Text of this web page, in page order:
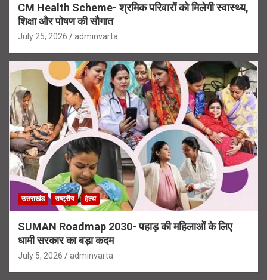
CM Health Scheme- श्रमिक परिवारों को मिलेगी स्वास्थ्य,
शिक्षा और पोषण की सौगात
July 25, 2026 adminvarta
उत्तराखंड राष्ट्रीय हेल्थ
SUMAN Roadmap 2030- पहाड़ की महिलाओं के लिए
धामी सरकार का बड़ा कदम
July 5, 2026 adminvarta